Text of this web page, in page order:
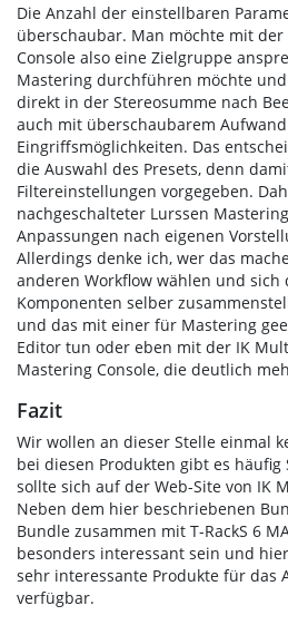
Die Anzahl der einstellbaren
überschaubar. Man möchte mit
Console also eine Zielgruppe
Mastering durchführen möchte
direkt in der Stereosumme nach
auch mit überschaubarem
Eingriffsmöglichkeiten. Das
die Auswahl des Presets, denn
Filtereinstellungen vorgegeben.
nachgeschalteter Lurssen
Anpassungen nach eigenen
Allerdings denke ich, wer das
anderen Workflow wählen und sich
Komponenten selber
und das mit einer für Mastering
Editor tun oder eben mit der IK
Mastering Console, die deutlich
Fazit
Wir wollen an dieser Stelle einmal
bei diesen Produkten gibt es häufig
sollte sich auf der Web-Site von IK
Neben dem hier beschriebenen
Bundle zusammen mit T-RackS 6
besonders interessant sein und
sehr interessante Produkte für das
verfügbar.